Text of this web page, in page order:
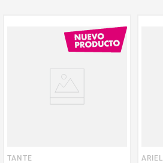
TANTE ARIEL